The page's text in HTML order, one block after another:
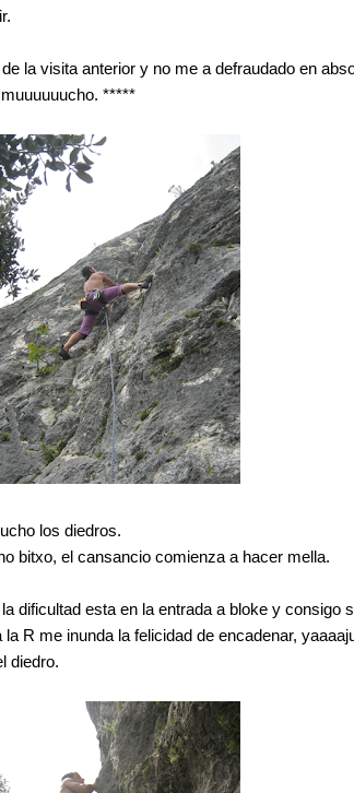
la visita anterior y no me a defraudado en
*****
los diedros.
bitxo, el cansancio comienza a hacer mella.
dificultad esta en la entrada a bloke y consigo
R me inunda la felicidad de encadenar,
diedro.